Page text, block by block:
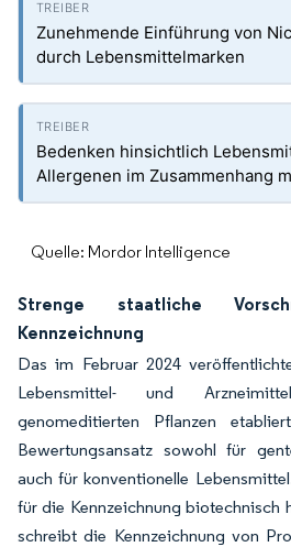
Zunehmende Einführung von
durch Lebensmittelmarken
Bedenken hinsichtlich
Allergenen im Zusammenhang
Quelle: Mordor Intelligence
Strenge staatliche
Kennzeichnung
Das im Februar 2024
Lebensmittel- und
genomeditierten Pflanzen
Bewertungsansatz sowohl für
auch für konventionelle
für die Kennzeichnung biotechnisch
schreibt die Kennzeichnung von